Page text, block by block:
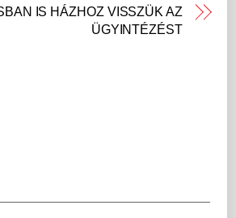
IS HÁZHOZ VISSZÜK AZ
ÜGYINTÉZÉST